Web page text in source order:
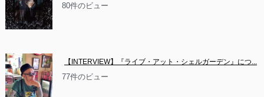
80件のビュー
【INTERVIEW】『ライブ・アット・シェルガーデン』につ...
77件のビュー